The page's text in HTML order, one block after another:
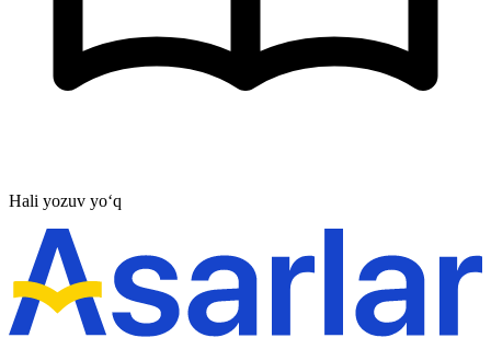
Hali yozuv yo‘q